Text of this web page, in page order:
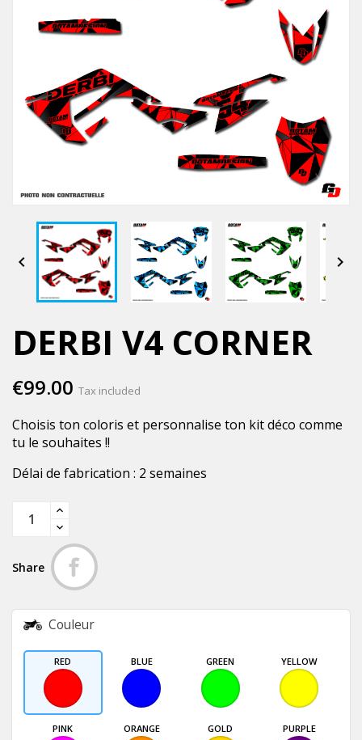
 
DERBI V4 CORNER
€99.00 Tax included
Choisis ton coloris et personnalise ton kit déco comme
tu le souhaites !!
Délai de fabrication : 2 semaines
Share
Couleur
RED BLUE GREEN YELLOW
PINK ORANGE GOLD PURPLE